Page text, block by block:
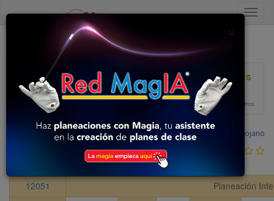
Volver al listado
Ver Planeaciones
Plan 2017
En construcción, colabora con nosotros
Compartida por: Aurea Rojano
12051
Planeación
×